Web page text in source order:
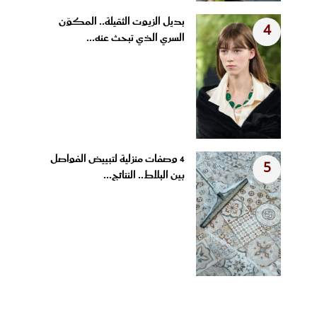
4
بديل الزيوت الثقيلة.. المكوّن
السري الذي تبحث عنه...
5
4 وصفات منزلية لتبييض الفواصل
بين البلاط.. النتائج...